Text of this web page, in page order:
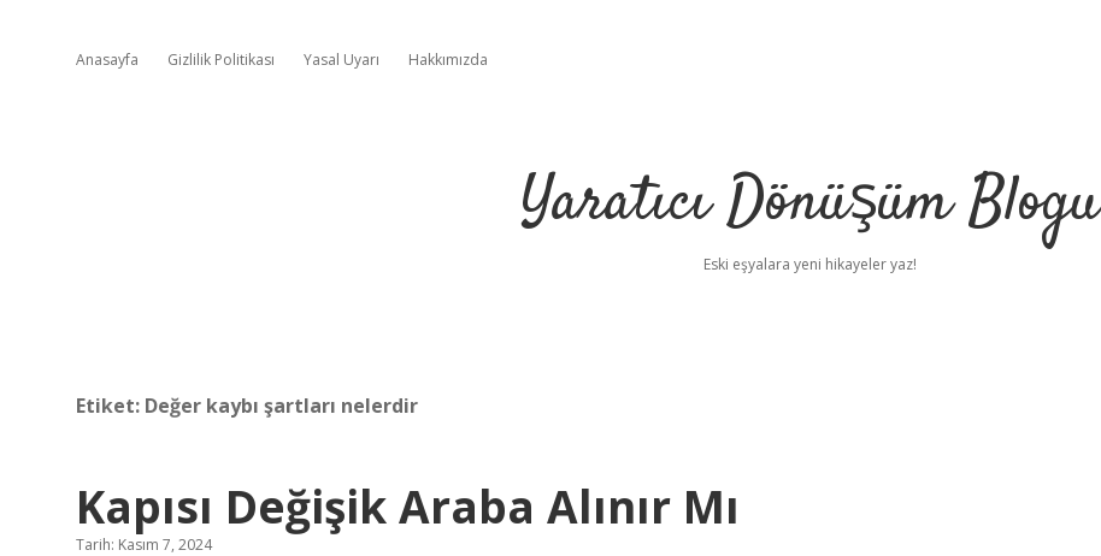
Anasayfa Gizlilik Politikası Yasal Uyarı Hakkımızda
Yaratıcı Dönüşüm Blogu
Eski eşyalara yeni hikayeler yaz!
Etiket: Değer kaybı şartları nelerdir
Kapısı Değişik Araba Alınır Mı
Tarih: Kasım 7, 2024